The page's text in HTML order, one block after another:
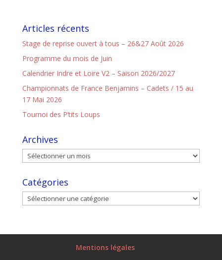
Articles récents
Stage de reprise ouvert à tous – 26&27 Août 2026
Programme du mois de Juin
Calendrier Indre et Loire V2 – Saison 2026/2027
Championnats de France Benjamins – Cadets / 15 au
17 Mai 2026
Tournoi des P’tits Loups
Archives
Catégories
Mentions légales